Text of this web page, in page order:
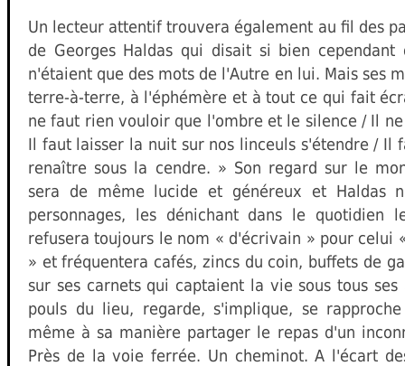
Un lecteur attentif trouvera également au fil des
de Georges Haldas qui disait si bien
n'étaient que des mots de l'Autre en lui. Mais ses
terre-à-terre, à l'éphémère et à tout ce qui fait
ne faut rien vouloir que l'ombre et le silence / Il
Il faut laisser la nuit sur nos linceuls s'étendre / Il
renaître sous la cendre. » Son regard sur le
sera de même lucide et généreux et Haldas
personnages, les dénichant dans le quotidien
refusera toujours le nom « d'écrivain » pour celui
» et fréquentera cafés, zincs du coin, buffets de
sur ses carnets qui captaient la vie sous tous
pouls du lieu, regarde, s'implique, se
même à sa manière partager le repas d'un
Près de la voie ferrée. Un cheminot. A l'écart